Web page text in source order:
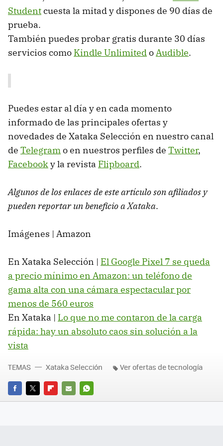
Studentcuesta la mitad y dispones de 90 días de
prueba.
También puedes probar gratis durante 30 días
servicios como Kindle UnlimitedoAudible.
Puedes estar al día y en cada momento
informado de las principales ofertas y
novedades de Xataka Selección en nuestro canal
de Telegramo en nuestros perfiles de Twitter,
Facebooky la revista Flipboard.
Algunos de los enlaces de este artículo son afiliados y
pueden reportar un beneficio a Xataka.
Imágenes | Amazon
En Xataka Selección | El Google Pixel 7 se queda
a precio mínimo en Amazon: un teléfono de
gama alta con una cámara espectacular por
menos de 560 euros
En Xataka | Lo que no me contaron de la carga
rápida: hay un absoluto caos sin solución a la
vista
FACEBOOK
TWITTERFLIPBOARD
E-
WHATSAPP
TEMAS Xataka Selección Ver ofertas de tecnología